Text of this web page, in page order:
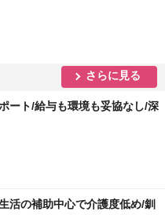
さらに見る
ート/給与も環境も妥協なし/深
活の補助中心で介護度低め/釧